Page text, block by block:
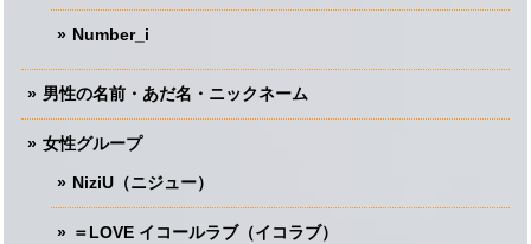
Number_i
男性の名前・あだ名・ニックネーム
女性グループ
NiziU（ニジュー）
＝LOVE イコールラブ（イコラブ）